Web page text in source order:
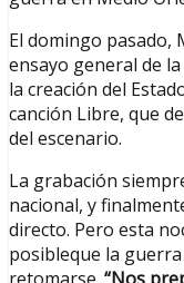
El domingo pasado,
ensayo general de
la creación del
canción Libre, que
del escenario.
La grabación
nacional, y
directo. Pero esta
posibleque la